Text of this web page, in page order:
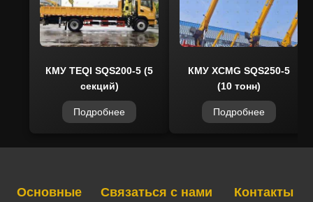
КМУ TEQI SQS200-5 (5
секций)
Подробнее
КМУ XCMG SQS250-5
(10 тонн)
Подробнее
Основные Связаться с нами Контакты